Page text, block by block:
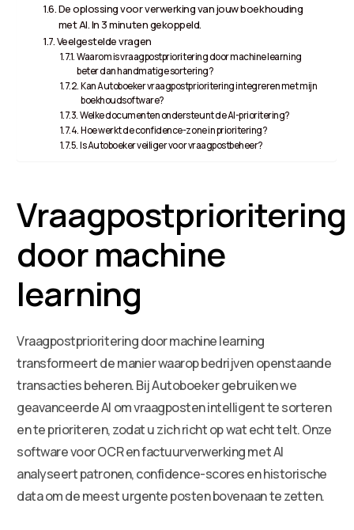
De oplossing voor verwerking van jouw boekhouding
met AI. In 3 minuten gekoppeld.
Veelgestelde vragen
Waarom is vraagpostprioritering door machine learning
beter dan handmatige sortering?
Kan Autoboeker vraagpostprioritering integreren met mijn
boekhoudsoftware?
Welke documenten ondersteunt de AI-prioritering?
Hoe werkt de confidence-zone in prioritering?
Is Autoboeker veiliger voor vraagpostbeheer?
Vraagpostprioritering
door machine
learning
Vraagpostprioritering door machine learning
transformeert de manier waarop bedrijven openstaande
transacties beheren. Bij Autoboeker gebruiken we
geavanceerde AI om vraagposten intelligent te sorteren
en te prioriteren, zodat u zich richt op wat echt telt. Onze
software voor OCR en factuurverwerking met AI
analyseert patronen, confidence-scores en historische
data om de meest urgente posten bovenaan te zetten.